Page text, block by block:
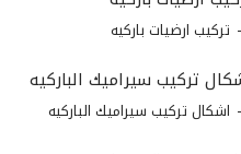
تركيب ارضيات باركيه
اشكال تركيب سيراميك الباركيه